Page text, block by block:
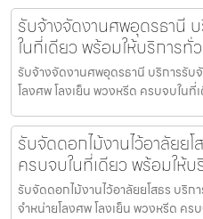
รับจ้างจัดงานศพอุดรธานี
ในที่เดียว พร้อมให้บริการทั่
รับจ้างจัดงานศพอุดรธานี บริการรั
โลงศพ โลงเย็น พวงหรีด ครบจบในที่
รับจัดดอกไม้งานไว้อาลัยย
ครบจบในที่เดียว พร้อมให้บ
รับจัดดอกไม้งานไว้อาลัยยโสธร บริ
จำหน่ายโลงศพ โลงเย็น พวงหรีด คร